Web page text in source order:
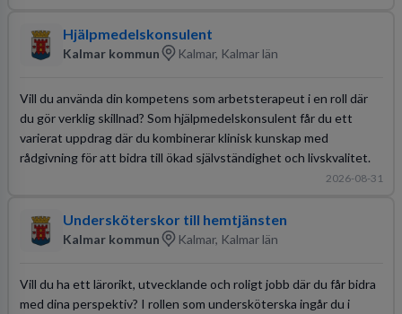
Hjälpmedelskonsulent
Kalmar kommun Kalmar, Kalmar län
Vill du använda din kompetens som arbetsterapeut i en roll där
du gör verklig skillnad? Som hjälpmedelskonsulent får du ett
varierat uppdrag där du kombinerar klinisk kunskap med
rådgivning för att bidra till ökad självständighet och livskvalitet.
2026-08-31
Undersköterskor till hemtjänsten
Kalmar kommun Kalmar, Kalmar län
Vill du ha ett lärorikt, utvecklande och roligt jobb där du får bidra
med dina perspektiv? I rollen som undersköterska ingår du i